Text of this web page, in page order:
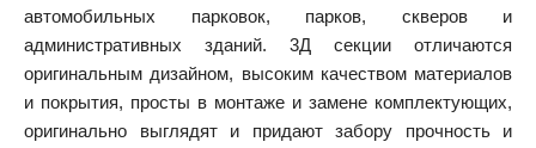
автомобильных парковок, парков, скверов и
административных зданий. 3Д секции отличаются
оригинальным дизайном, высоким качеством материалов
и покрытия, просты в монтаже и замене комплектующих,
оригинально выглядят и придают забору прочность и